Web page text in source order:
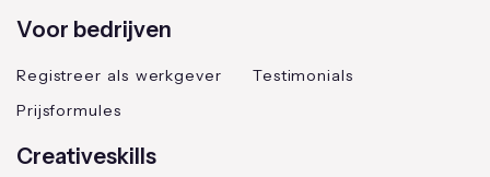
Voor bedrijven
Registreer als werkgever
Prijsformules
Testimonials
Creativeskills